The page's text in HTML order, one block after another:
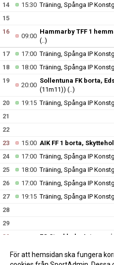
14
15:30Träning, Spånga IP
15
16
09:00
Hammarby TFF 1
(..)
17 17:00Träning, Spånga IP
18
18:00Träning, Spånga IP
19
20:00
Sollentuna FK borta,
(11m11)) (..)
20
19:15Träning, Spånga IP
21
22
23
15:00 AIK FF 1 borta,
24 17:00Träning, Spånga IP
25
18:00Träning, Spånga IP
26
17:00Träning, Spånga IP
27
19:15Träning, Spånga IP
28
29
30
FC Stockholm
17:00Träning, Spånga IP
För att hemsidan ska fungera